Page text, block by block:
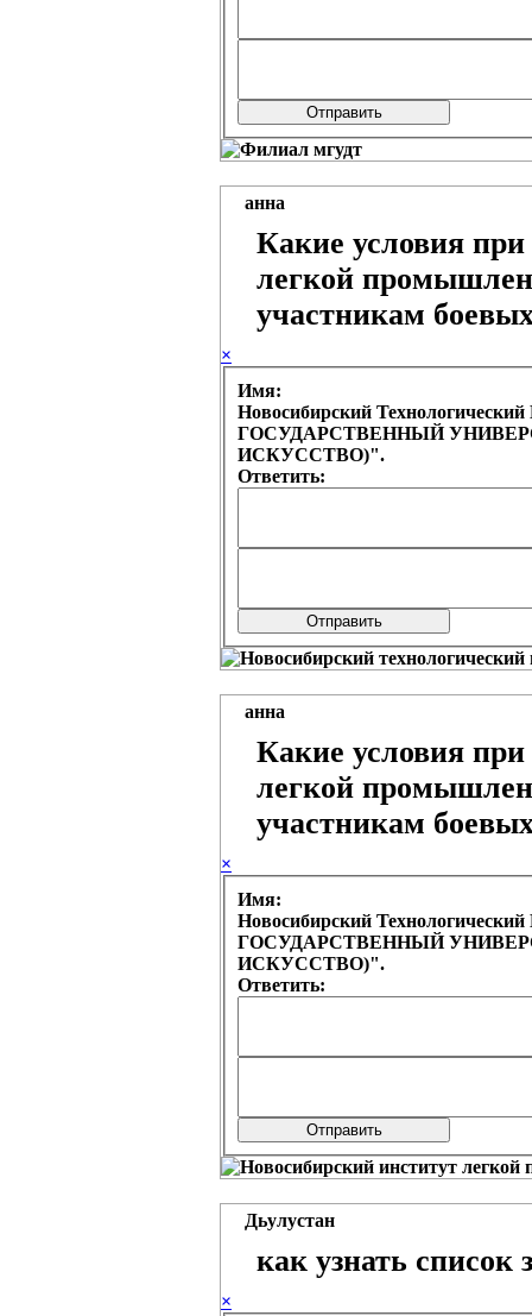
анна
Какие условия
легкой
участникам
×
Имя:
Новосибирский
ГОСУДАРСТВЕННЫЙ
ИСКУССТВО)".
Ответить:
анна
Какие условия
легкой
участникам
×
Имя:
Новосибирский
ГОСУДАРСТВЕННЫЙ
ИСКУССТВО)".
Ответить:
Дьулустан
как узнать список
×